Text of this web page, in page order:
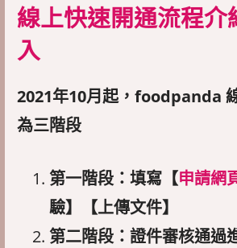
線上快速開通流程介
入
2021年10月起，foodpanda
為三階段
第一階段：填寫【申請網
驗】【上傳文件】
第二階段：證件審核通過